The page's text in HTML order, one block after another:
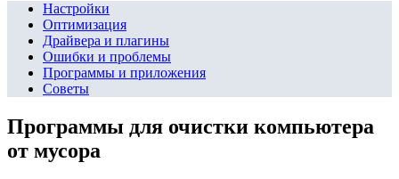
Настройки
Оптимизация
Драйвера и плагины
Ошибки и проблемы
Программы и приложения
Советы
Программы для очистки компьютера
от мусора